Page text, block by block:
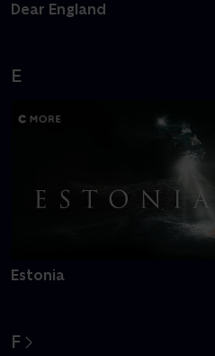
Dear England
E
Estonia
F